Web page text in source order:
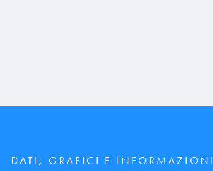
DATI, GRAFICI E INFORMAZIONI